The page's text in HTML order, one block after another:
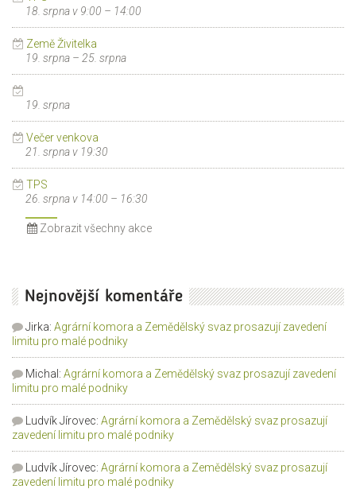
18. srpna v 9:00 – 14:00
Země Živitelka
19. srpna – 25. srpna
19. srpna
Večer venkova
21. srpna v 19:30
TPS
26. srpna v 14:00 – 16:30
Zobrazit všechny akce
Nejnovější komentáře
Jirka: Agrární komora a Zemědělský svaz prosazují zavedení
limitu pro malé podniky
Michal : Agrární komora a Zemědělský svaz prosazují zavedení
limitu pro malé podniky
Ludvík Jírovec: Agrární komora a Zemědělský svaz prosazují
zavedení limitu pro malé podniky
Ludvík Jírovec: Agrární komora a Zemědělský svaz prosazují
zavedení limitu pro malé podniky